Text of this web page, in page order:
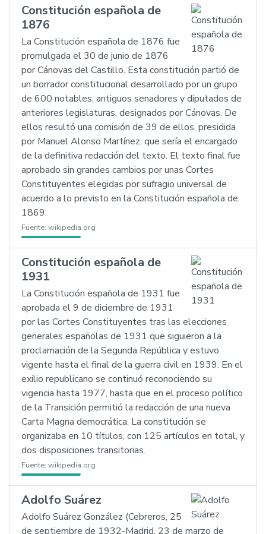
Constitución española de
1876
La Constitución española de 1876 fue
promulgada el 30 de junio de 1876
por Cánovas del Castillo. Esta constitución partió de
un borrador constitucional desarrollado por un grupo
de 600 notables, antiguos senadores y diputados de
anteriores legislaturas, designados por Cánovas. De
ellos resultó una comisión de 39 de ellos, presidida
por Manuel Alonso Martínez, que sería el encargado
de la definitiva redacción del texto. El texto final fue
aprobado sin grandes cambios por unas Cortes
Constituyentes elegidas por sufragio universal de
acuerdo a lo previsto en la Constitución española de
1869.
Fuente: wikipedia.org
Constitución española de
1931
La Constitución española de 1931 fue
aprobada el 9 de diciembre de 1931
por las Cortes Constituyentes tras las elecciones
generales españolas de 1931 que siguieron a la
proclamación de la Segunda República y estuvo
vigente hasta el final de la guerra civil en 1939. En el
exilio republicano se continuó reconociendo su
vigencia hasta 1977, hasta que en el proceso político
de la Transición permitió la redacción de una nueva
Carta Magna democrática. La constitución se
organizaba en 10 títulos, con 125 artículos en total, y
dos disposiciones transitorias.
Fuente: wikipedia.org
Adolfo Suárez
Adolfo Suárez González (Cebreros, 25
de septiembre de 1932-Madrid, 23 de marzo de